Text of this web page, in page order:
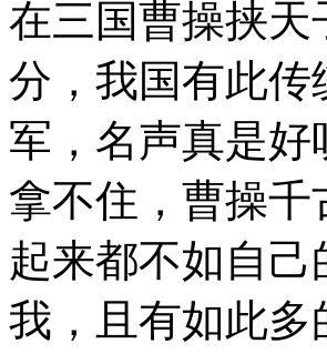
在三国曹操挟
分，我国有此
军，名声真是
拿不住，曹操
起来都不如自
我，且有如此